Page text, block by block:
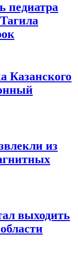
педиатра
Казанского
из
выходить